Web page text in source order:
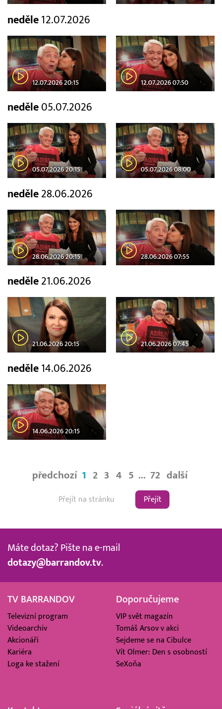
neděle 12.07.2026
12.07.2026 20:15 12.07.2026 07:50
neděle 05.07.2026
05.07.2026 20:15 05.07.2026 08:00
neděle 28.06.2026
28.06.2026 20:15 28.06.2026 07:55
neděle 21.06.2026
21.06.2026 20:15 21.06.2026 07:45
neděle 14.06.2026
14.06.2026 20:15
předchozí 1 2 3 4 5 ... 72 další
Přejít
Máte dotaz? Pište na e-mail
dotazy@barrandov.tv.
TV BARRANDOV
Televizní program
Videoarchiv
Akcionáři
Kariéra
Loga ke stažení
Doporučujeme
VIP svět magazín
Tomáš Arsov v akci
Sejdeme se na Cibulce
Vít Olmer: Den s osobností
SeXoňa